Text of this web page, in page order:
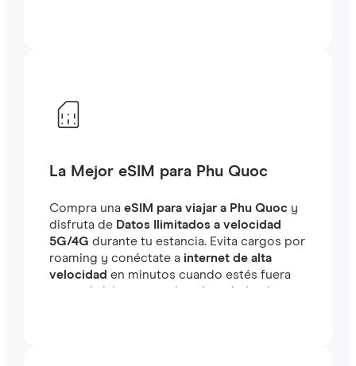
La Mejor eSIM para Phu Quoc
Compra una eSIM para viajar a Phu Quocy
disfruta de Datos Ilimitados a velocidad
5G/4G durante tu estancia. Evita cargos por
roaming y conéctate a internet de alta
velocidad en minutos cuando estés fuera
tanto si viajas como si estás trabajando.